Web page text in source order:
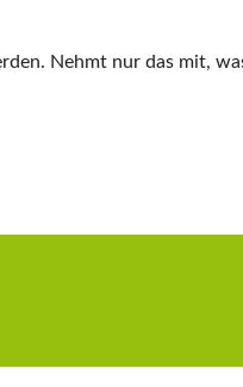
Nehmt nur das mit,